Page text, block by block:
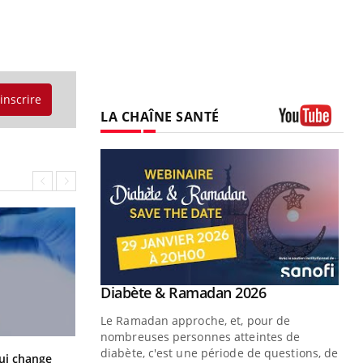
change La sieste empêche-t-elle de dormir
LA CHAÎNE SANTÉ
Youtube
Diabète & Ramadan 2026Youtube
Le Ramadan approche, et, pour de
nombreuses personnes atteintes de
diabète, c'est une période de questions, de